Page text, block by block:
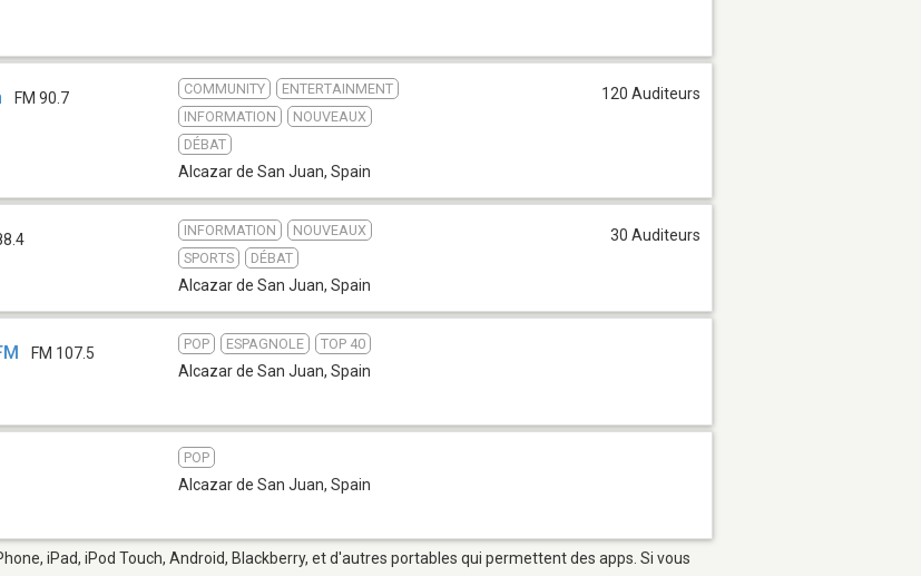
FM 90.7
COMMUNITY
ENTERTAINMENT
INFORMATION
NOUVEAUX
DÉBAT
Alcazar de San Juan, Spain
120 Auditeurs
INFORMATION
NOUVEAUX
SPORTS
DÉBAT
Alcazar de San Juan, Spain
30 Auditeurs
FM 107.5
POP ESPAGNOLE TOP 40
Alcazar de San Juan, Spain
POP
Alcazar de San Juan, Spain
iPad, iPod Touch, Android, Blackberry, et d'autres portables qui permettent des apps. Si vous